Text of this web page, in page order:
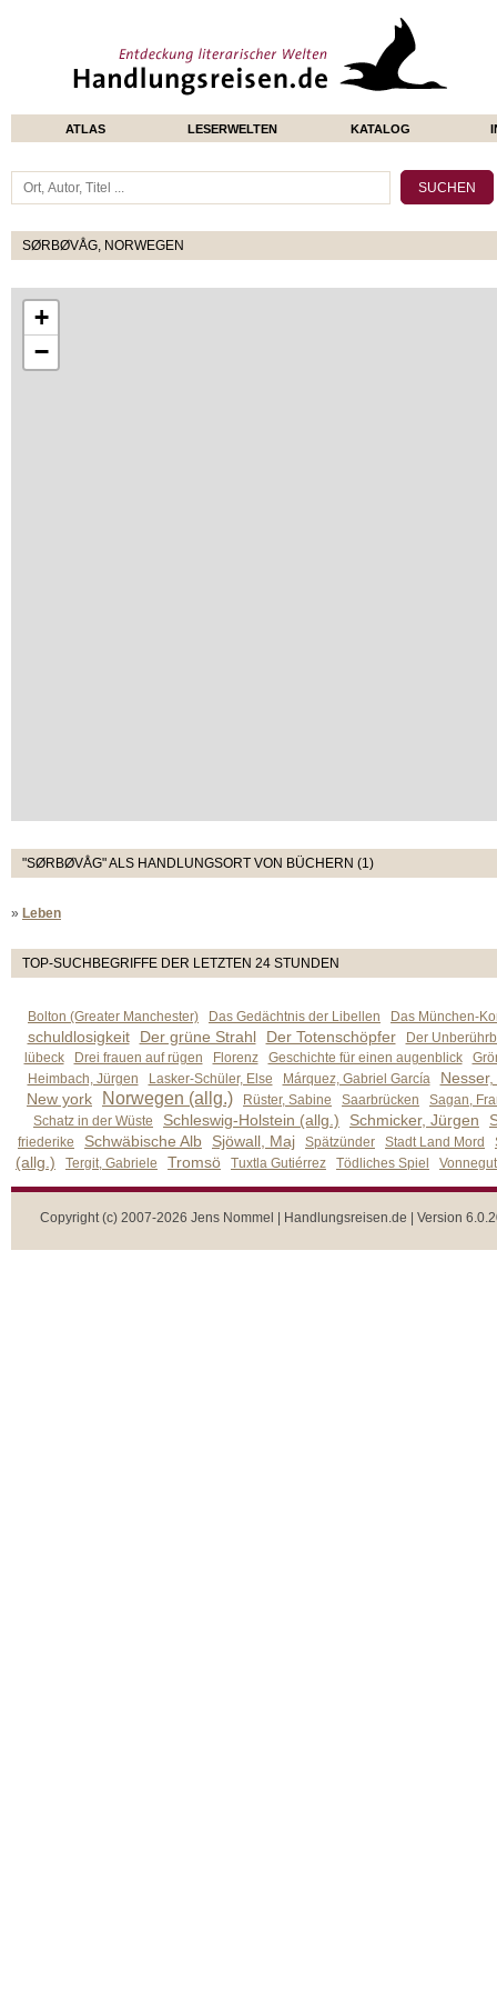
ATLAS LESERWELTEN KATALOG
SØRBØVÅG, NORWEGEN
+
−
"SØRBØVÅG" ALS HANDLUNGSORT VON BÜCHERN (1)
» Leben
TOP-SUCHBEGRIFFE DER LETZTEN 24 STUNDEN
Bolton (Greater Manchester) Das Gedächtnis der Libellen Das München-
schuldlosigkeit Der grüne Strahl Der Totenschöpfer
Der
lübeck
Drei frauen auf rügen Florenz Geschichte für einen augenblick
Heimbach, Jürgen
Lasker-Schüler, Else Márquez, Gabriel García
New york
Norwegen (allg.) Rüster, Sabine Saarbrücken
Sagan,
Schatz in der Wüste
Schleswig-Holstein (allg.) Schmicker, Jürgen
friederike Schwäbische Alb Sjöwall, Maj Spätzünder Stadt Land Mord
(allg.) Tergit, Gabriele Tromsö Tuxtla Gutiérrez Tödliches Spiel
Copyright (c) 2007-2026 Jens Nommel | Handlungsreisen.de | Version